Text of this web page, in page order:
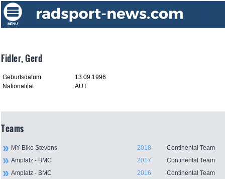
Fidler, Gerd
Geburtsdatum
13.09.1996
Nationalität
AUT
Teams
MY Bike Stevens 2018
Continental Team
Amplatz - BMC
2017
Continental Team
Amplatz - BMC
2016
Continental Team